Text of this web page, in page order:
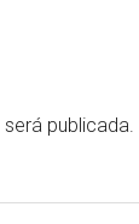
publicada.